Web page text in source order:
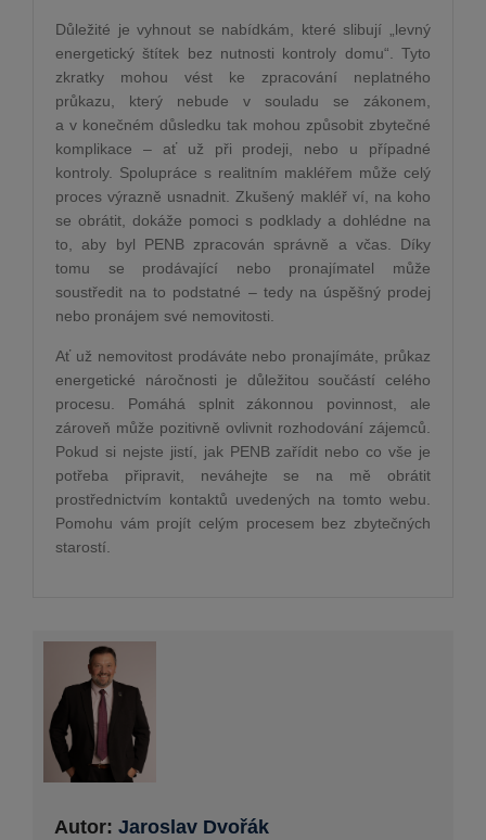
Důležité je vyhnout se nabídkám, které slibují „levný
energetický štítek bez nutnosti kontroly domu“. Tyto
zkratky mohou vést ke zpracování neplatného
průkazu, který nebude v souladu se zákonem,
a v konečném důsledku tak mohou způsobit zbytečné
komplikace – ať už při prodeji, nebo u případné
kontroly. Spolupráce s realitním makléřem může celý
proces výrazně usnadnit. Zkušený makléř ví, na koho
se obrátit, dokáže pomoci s podklady a dohlédne na
to, aby byl PENB zpracován správně a včas. Díky
tomu se prodávající nebo pronajímatel může
soustředit na to podstatné – tedy na úspěšný prodej
nebo pronájem své nemovitosti.
Ať už nemovitost prodáváte nebo pronajímáte, průkaz
energetické náročnosti je důležitou součástí celého
procesu. Pomáhá splnit zákonnou povinnost, ale
zároveň může pozitivně ovlivnit rozhodování zájemců.
Pokud si nejste jistí, jak PENB zařídit nebo co vše je
potřeba připravit, neváhejte se na mě obrátit
prostřednictvím kontaktů uvedených na tomto webu.
Pomohu vám projít celým procesem bez zbytečných
starostí.
Autor: Jaroslav Dvořák